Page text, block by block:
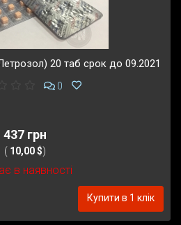
20 таб срок до 09.2021
0
437 грн
( 10,00 $)
в наявності
Купити в 1 клік